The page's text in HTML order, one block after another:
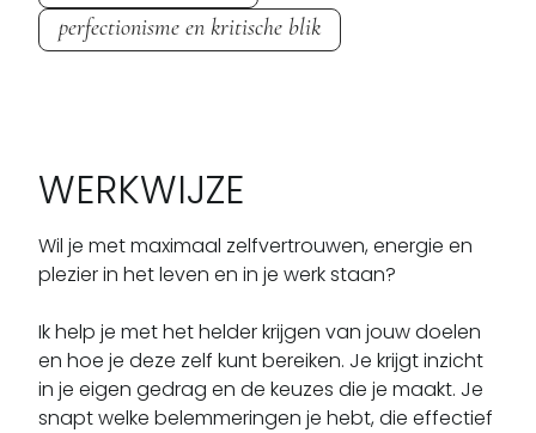
perfectionisme en kritische blik
WERKWIJZE
Wil je met maximaal zelfvertrouwen, energie en
plezier in het leven en in je werk staan?
Ik help je met het helder krijgen van jouw doelen
en hoe je deze zelf kunt bereiken. Je krijgt inzicht
in je eigen gedrag en de keuzes die je maakt. Je
snapt welke belemmeringen je hebt, die effectief